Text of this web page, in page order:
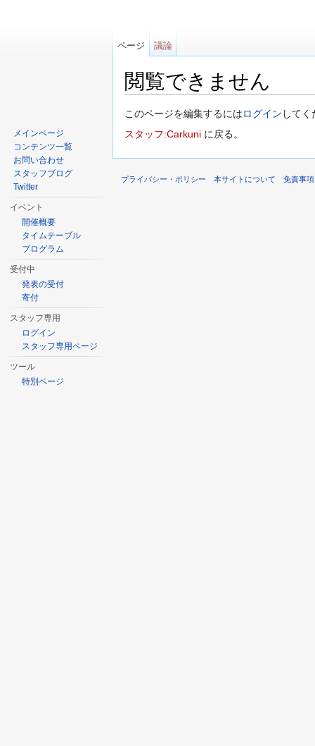
閲覧できません
このページを編集するにはログイン してく
スタッフ:Carkuni に戻る。
ページ 議論
メインページ
コンテンツ一覧
お問い合わせ
スタッフブログ
Twitter
イベント
開催概要
タイムテーブル
プログラム
受付中
発表の受付
寄付
スタッフ専用
ログイン
スタッフ専用ページ
ツール
特別ページ
プライバシー・ポリシー 本サイトについて 免責事項